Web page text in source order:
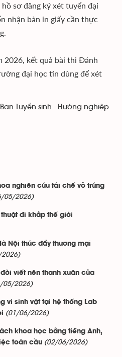
sơ đăng ký xét tuyển đại
nhận bản in giấy cần thực
2026, kết quả bài thi Đánh
đại học tin dùng để xét
Ban Tuyển sinh - Hướng nghiệp
nghiên cứu tái chế vỏ trứng
05/2026)
thuật đi khắp thế giới
Nội thúc đẩy thương mại
viết nên thanh xuân của
05/2026)
vi sinh vật tại hệ thống Lab
(01/06/2026)
khoa học bằng tiếng Anh,
toàn cầu (02/06/2026)